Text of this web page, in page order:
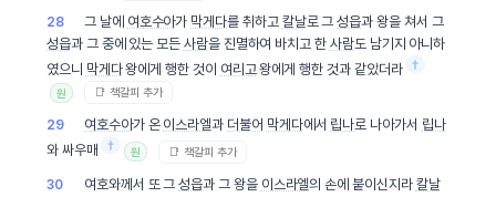
28 그 날에 여호수아가 막게다를 취하고 칼날로 그성읍과 왕을 쳐서 그
성읍과 그 중에 있는 모든 사람을 진멸하여 바치고 한 사람도 남기지 아니하
였으니 막게다왕에게 행한 것이 여리고왕에게 행한 것과 같았더라 †
원 📑 책갈피 추가
29 여호수아가 온 이스라엘과 더불어 막게다에서 립나로 나아가서 립나
와 싸우매
† 원 📑 책갈피 추가
30 여호와께서 또 그성읍과 그 왕을 이스라엘의 손에 붙이신지라 칼날